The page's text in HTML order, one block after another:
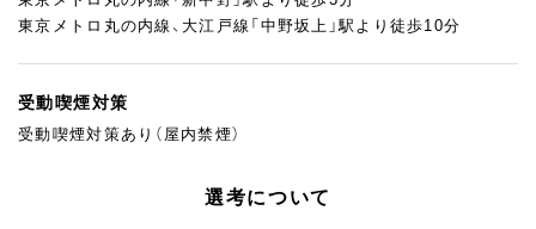
東京メトロ丸の内線、大江戸線「中野坂上」駅より徒歩10分
受動喫煙対策
受動喫煙対策あり（屋内禁煙）
選考について